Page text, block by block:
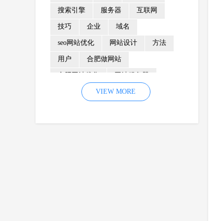
搜索引擎 服务器 互联网
技巧 企业 域名
seo网站优化 网站设计 方法
用户 合肥做网站
优化 网站降权
企业网站建设 效果 页面
VIEW MORE